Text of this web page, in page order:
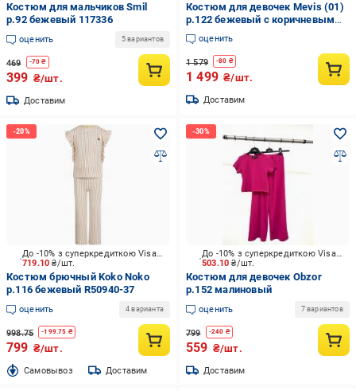
Костюм для мальчиков Smil
р.92 бежевый 117336
оценить 5 вариантов
469 -70 ₴
399 ₴/шт.
Доставим
Костюм для девочек Mevis (01)
р.122 бежевый с коричневым
Арт. 5077
оценить
1 579 -80 ₴
1 499 ₴/шт.
Доставим
719.10₴/шт.
До -10% з суперкредиткою Visa Вигода
Костюм брючный Koko Noko
р.116 бежевый R50940-37
оценить 4 варианта
998.75 -199.75 ₴
799 ₴/шт.
Cамовывоз Доставим
503.10₴/шт.
До -10% з суперкредиткою Visa Вигода
Костюм для девочек Obzor
р.152 малиновый
оценить 7 вариантов
799 -240 ₴
559 ₴/шт.
Доставим